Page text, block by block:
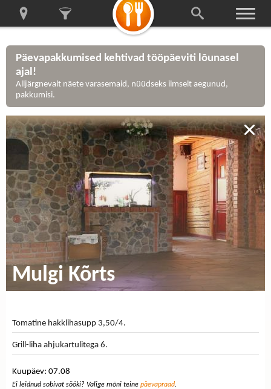
Päevapakkumised kehtivad tööpäeviti lõunasel
ajal!
Alljärgnevalt näete varasemaid, nüüdseks ilmselt aegunud,
pakkumisi.
Mulgi Kõrts
Tomatine hakklihasupp 3,50/4.
Grill-liha ahjukartulitega 6.
Kuupäev: 07.08
Ei leidnud sobivat sööki? Valige mõni teine päevapraad.